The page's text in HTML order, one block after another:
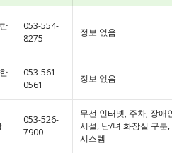
053-554-
8275
정보 없음
053-561-
0561
정보 없음
053-526-
7900
무선 인터넷, 주차, 장애
시설, 남/녀 화장실 구분,
시스템